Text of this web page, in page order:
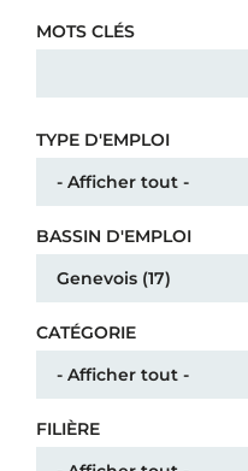
MOTS CLÉS
TYPE D'EMPLOI
BASSIN D'EMPLOI
CATÉGORIE
FILIÈRE